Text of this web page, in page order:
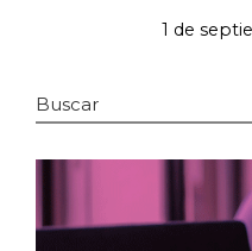
1 de
Buscar